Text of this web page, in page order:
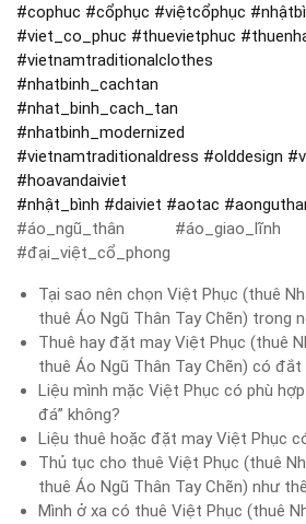
#cophuc #cổphục #việtcổphục #
#viet_co_phuc #thuevietphuc #
#vietnamtraditionalclothes
#nhatbinh_cachtan
#nhat_binh_cach_tan
#nhatbinh_modernized
#vietnamtraditionaldress #olddesign #
#hoavandaiviet
#nhật_bình #daiviet #aotac #
#áo_ngũ_thân #áo_giao_lĩnh
#đại_việt_cổ_phong
Tại sao nên chọn Việt Phục (thuê
thuê Áo Ngũ Thân Tay Chẽn) trong
Thuê hay đặt may Việt Phục (thuê
thuê Áo Ngũ Thân Tay Chẽn) có đắt
Liệu mình mặc Việt Phục có phù
đá” không?
Liệu thuê hoặc đặt may Việt Phục
Thủ tục cho thuê Việt Phục (thuê
thuê Áo Ngũ Thân Tay Chẽn) như
Mình ở xa có thuê Việt Phục (thuê